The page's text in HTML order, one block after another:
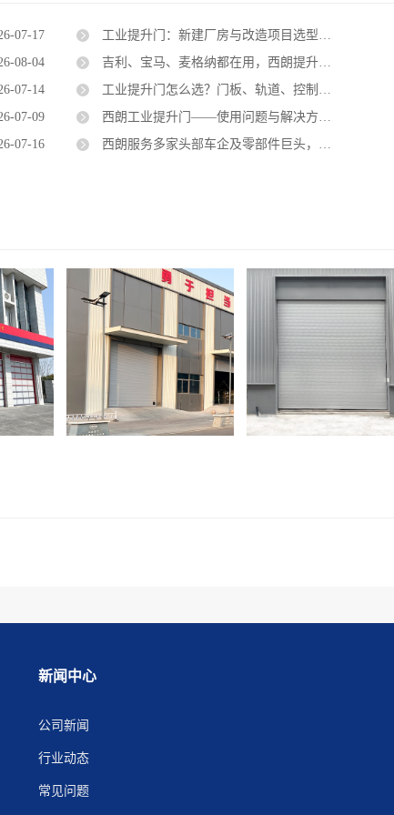
07-17 工业提升门：新建厂房与改造项目选型解答
08-04
吉利、宝马、麦格纳都在用，西朗提升门已成汽车工厂新标配
07-14
工业提升门怎么选？门板、轨道、控制系统，西朗门业一次讲清
07-09
西朗工业提升门——使用问题与解决方法（含小门小窗）
07-16
西朗服务多家头部车企及零部件巨头，品牌实力经得起持续验证
新闻中心
公司新闻
行业动态
常见问题